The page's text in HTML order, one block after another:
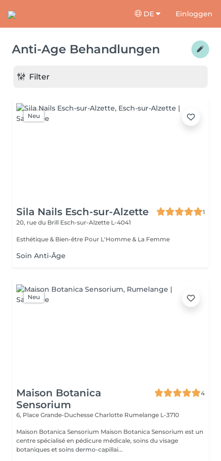
DE Einloggen
Anti-Age Behandlungen
Filter
Neu
Sila Nails Esch-sur-Alzette
1
20, rue du Brill Esch-sur-Alzette L-4041
Esthétique & Bien-être Pour L'Homme & La Femme
Soin Anti-Âge
Neu
Maison Botanica
Sensorium
4
6, Place Grande-Duchesse Charlotte Rumelange L-3710
Maison Botanica Sensorium Maison Botanica Sensorium est un
centre spécialisé en pédicure médicale, soins du visage
botaniques et soins dermo-capillai...